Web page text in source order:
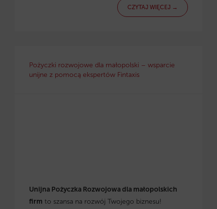
CZYTAJ WIĘCEJ →
Pożyczki rozwojowe dla małopolski – wsparcie
unijne z pomocą ekspertów Fintaxis
Unijna Pożyczka Rozwojowa dla małopolskich
firm to szansa na rozwój Twojego biznesu!